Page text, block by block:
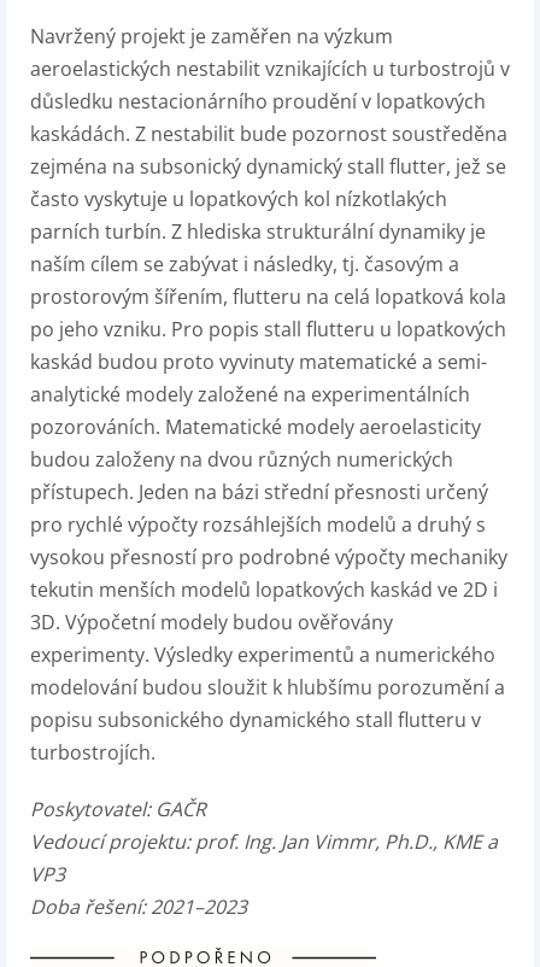
Navržený projekt je zaměřen na výzkum
aeroelastických nestabilit vznikajících u turbostrojů v
důsledku nestacionárního proudění v lopatkových
kaskádách. Z nestabilit bude pozornost soustředěna
zejména na subsonický dynamický stall flutter, jež se
často vyskytuje u lopatkových kol nízkotlakých
parních turbín. Z hlediska strukturální dynamiky je
naším cílem se zabývat i následky, tj. časovým a
prostorovým šířením, flutteru na celá lopatková kola
po jeho vzniku. Pro popis stall flutteru u lopatkových
kaskád budou proto vyvinuty matematické a semi-
analytické modely založené na experimentálních
pozorováních. Matematické modely aeroelasticity
budou založeny na dvou různých numerických
přístupech. Jeden na bázi střední přesnosti určený
pro rychlé výpočty rozsáhlejších modelů a druhý s
vysokou přesností pro podrobné výpočty mechaniky
tekutin menších modelů lopatkových kaskád ve 2D i
3D. Výpočetní modely budou ověřovány
experimenty. Výsledky experimentů a numerického
modelování budou sloužit k hlubšímu porozumění a
popisu subsonického dynamického stall flutteru v
turbostrojích.
Poskytovatel: GAČR
Vedoucí projektu: prof. Ing. Jan Vimmr, Ph.D., KME a
VP3
Doba řešení: 2021–2023